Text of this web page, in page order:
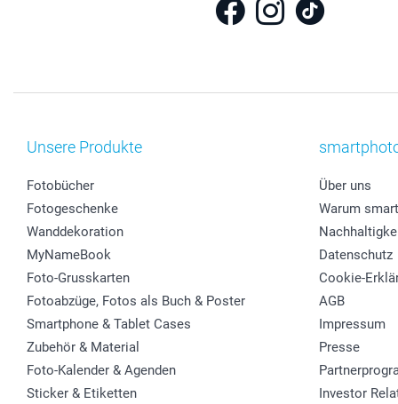
Unsere Produkte
Fotobücher
Fotogeschenke
Wanddekoration
MyNameBook
Foto-Grusskarten
Fotoabzüge, Fotos als Buch & Poster
Smartphone & Tablet Cases
Zubehör & Material
Foto-Kalender & Agenden
Sticker & Etiketten
Über uns
Warum
Datenschutz
Cookie-
AGB
Impressum
Presse
Investor